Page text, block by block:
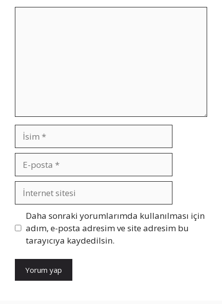
İsim
posta
İnternet
sitesi
Daha sonraki yorumlarımda kullanılması için
adım, e-posta adresim ve site adresim bu
tarayıcıya kaydedilsin.